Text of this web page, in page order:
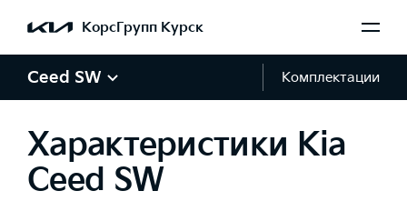
КорсГрупп Курск
Ceed SW Комплектации
Характеристики Kia
Ceed SW
(6AT) Робот (7DCT)
Привод
Передний Передний
Время разгона 0-100 км/ч, с
8,8